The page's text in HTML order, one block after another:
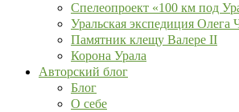
Спелеопроект «100 км под
Уральская экспедиция Олега
Памятник клещу Валере II
Корона Урала
Авторский блог
Блог
О себе